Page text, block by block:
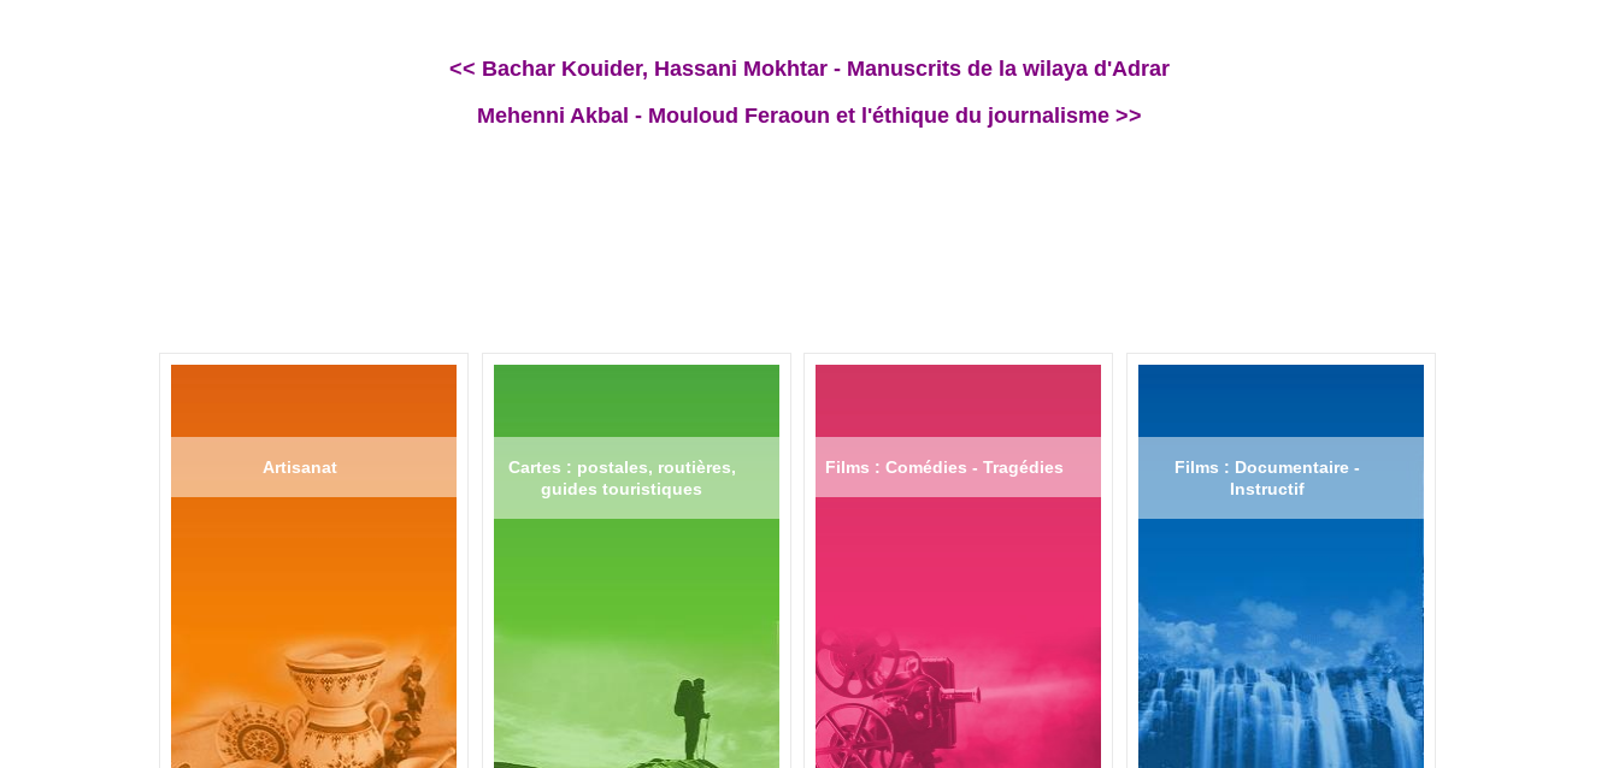
<< Bachar Kouider, Hassani Mokhtar - Manuscrits de la wilaya d'Adrar
Mehenni Akbal - Mouloud Feraoun et l'éthique du journalisme >>
Artisanat
Cartes : postales, routières,
guides touristiques
Films : Comédies - Tragédies
Films : Documentaire -
Instructif